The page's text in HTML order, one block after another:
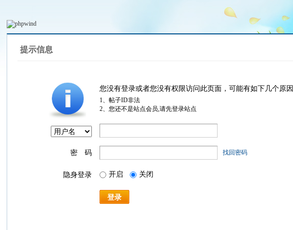
提示信息
您没有登录或者您没有权限访问此页面，可能有如下几个原因
1、帖子ID非法
2、您还不是站点会员,请先登录站点
密 码 找回密码
隐身登录 开启 关闭
登录